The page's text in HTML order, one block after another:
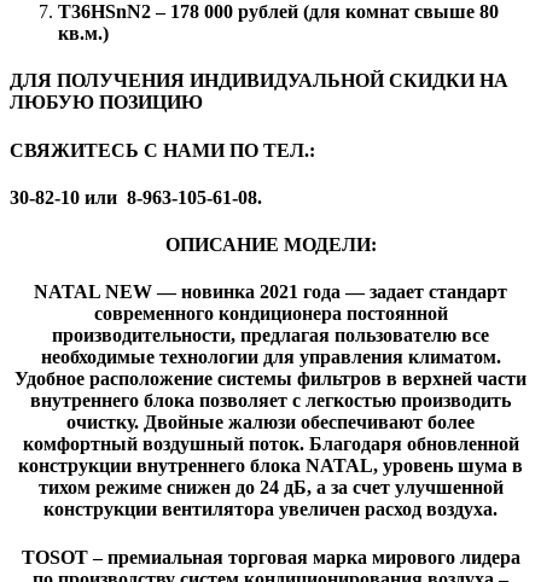
T36HSnN2 – 178 000 рублей (для комнат свыше 80
кв.м.)
ДЛЯ ПОЛУЧЕНИЯ ИНДИВИДУАЛЬНОЙ СКИДКИНА
ЛЮБУЮ ПОЗИЦИЮ
СВЯЖИТЕСЬ С НАМИ ПО ТЕЛ.:
30-82-10 или 8-963-105-61-08.
ОПИСАНИЕ МОДЕЛИ:
NATAL NEW — новинка 2021 года — задает стандарт
современного кондиционера постоянной
производительности, предлагая пользователю все
необходимые технологии для управления климатом.
Удобное расположение системы фильтров в верхней части
внутреннего блока позволяет с легкостью производить
очистку. Двойные жалюзи обеспечивают более
комфортный воздушный поток. Благодаря обновленной
конструкции внутреннего блока NATAL, уровень шума в
тихом режиме снижен до 24 дБ, а за счет улучшенной
конструкции вентилятора увеличен расход воздуха.
TOSOT – премиальная торговая марка мирового лидера